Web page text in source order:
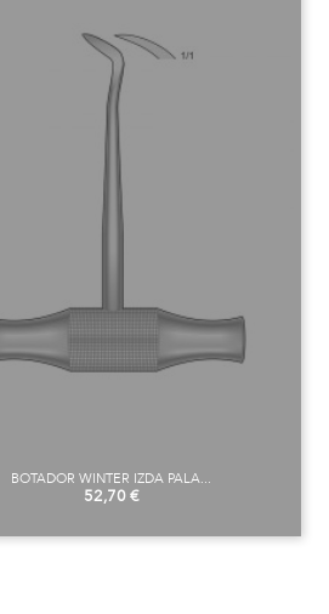
BOTADOR WINTER IZDA PALA...
Precio
52,70 €